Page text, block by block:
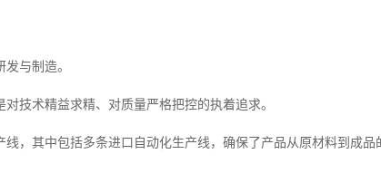
与制造。
技术精益求精、对质量严格把控的执着追求。
，其中包括多条进口自动化生产线，确保了产品从原材料到成品